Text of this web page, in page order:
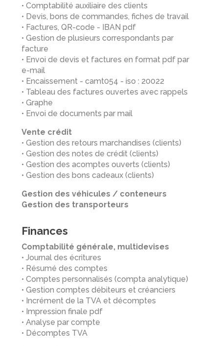
• Comptabilité auxiliaire des clients
• Devis, bons de commandes, fiches de travail
• Factures, QR-code - IBAN pdf
• Gestion de plusieurs correspondants par
facture
• Envoi de devis et factures en format pdf par
e-mail
• Encaissement - camt054 - iso : 20022
• Tableau des factures ouvertes avec rappels
• Graphe
• Envoi de documents par mail
Vente crédit
• Gestion des retours marchandises (clients)
• Gestion des notes de crédit (clients)
• Gestion des acomptes ouverts (clients)
• Gestion des bons cadeaux (clients)
Gestion des véhicules / conteneurs
Gestion des transporteurs
Finances
Comptabilité générale, multidevises
• Journal des écritures
• Résumé des comptes
• Comptes personnalisés (compta analytique)
• Gestion comptes débiteurs et créanciers
• Incrément de la TVA et décomptes
• Impression finale pdf
• Analyse par compte
• Décomptes TVA